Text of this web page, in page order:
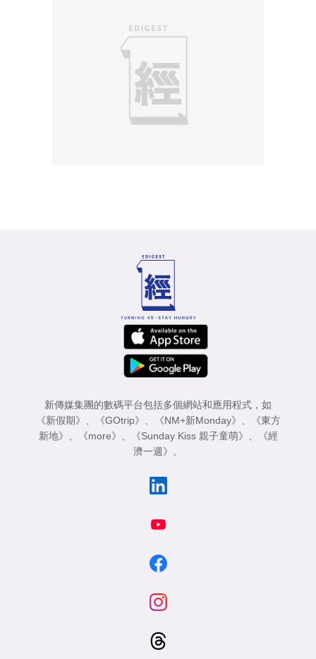
新傳媒集團的數碼平台包括多個網站和應用程式，如
《新假期》
《GOtrip》 《NM+新Monday》
《東方
新地》
《more》 《Sunday Kiss 親子童萌》
《經
濟一週》
。